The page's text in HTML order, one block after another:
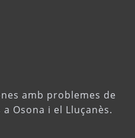
amb problemes de
Osona i el Lluçanès.